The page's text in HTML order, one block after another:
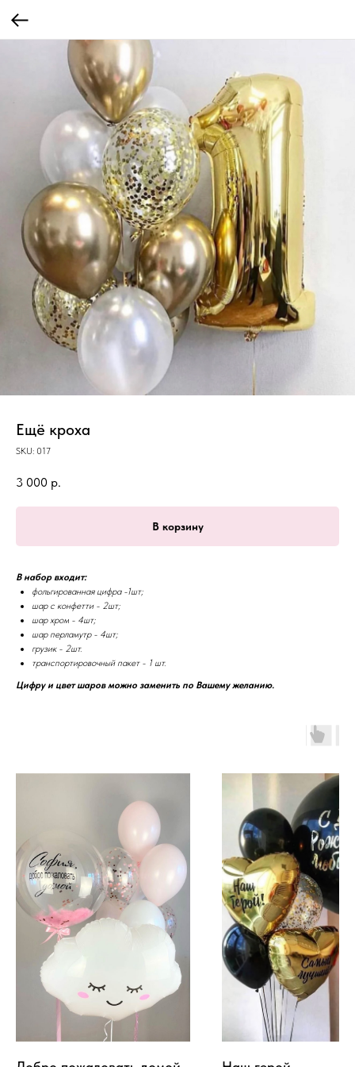
Ещё кроха
SKU: 017
3 000 р.
В корзину
В набор входит:
фольгированная цифра -1шт;
шар с конфетти - 2шт;
шар хром - 4шт;
шар перламутр - 4шт;
грузик - 2шт.
транспортировочный пакет - 1 шт.
Цифру и цвет шаров можно заменить по Вашему желанию.